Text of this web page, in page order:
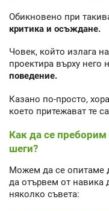
Обикновено при
критика и осъждане.
Човек, който излага
проектира върху него
поведение.
Казано по-просто,
което притежават те
Как да се
шеги?
Можем да се опитаме
да отървем от навика
няколко съвета: